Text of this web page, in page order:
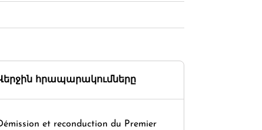
հրապարակումները
et reconduction du Premier